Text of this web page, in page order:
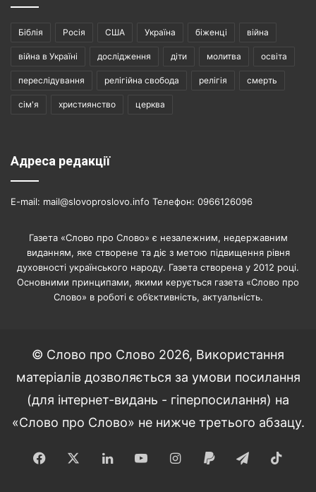
Біблія Росія США Україна біженці війна
війна в Україні дослідження діти молитва освіта
переслідування релігійна свобода релігія смерть
сім'я християнство церква
Адреса редакції
E-mail: mail@slovoproslovo.info Телефон: 0966126096
Газета «Слово про Слово» є незалежним, недержавним
виданням, яке створене та діє з метою підвищення рівня
духовності українського народу. Газета створена у 2012 році.
Основними принципами, якими керується газета «Слово про
Слово» в роботі є об’єктивність, актуальність.
© Слово про Слово 2026, Використання
матеріалів дозволяється за умови посилання
(для інтернет-видань - гіперпосилання) на
«Слово про Слово» не нижче третього абзацу.
Facebook LinkedInYouTubeInstagram
Paypal Telegram